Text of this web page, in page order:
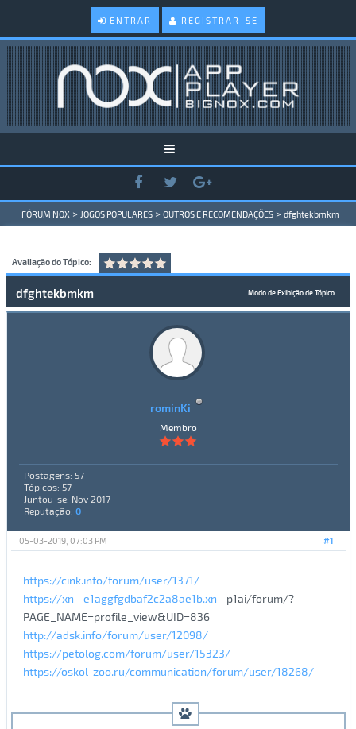
ENTRAR REGISTRAR-SE
FÓRUM NOX > JOGOS POPULARES > OUTROS E RECOMENDAÇÕES > dfghtekbmkm
Avaliação do Tópico:
Modo de Exibição de Tópico
dfghtekbmkm
rominKi
Membro
Postagens: 57
Tópicos: 57
Juntou-se: Nov 2017
Reputação: 0
#1
05-03-2019, 07:03 PM
https://cink.info/forum/user/1371/
https://xn--e1aggfgdbaf2c2a8ae1b.xn--p1ai/forum/?
PAGE_NAME=profile_view&UID=836
http://adsk.info/forum/user/12098/
https://petolog.com/forum/user/15323/
https://oskol-zoo.ru/communication/forum/user/18268/